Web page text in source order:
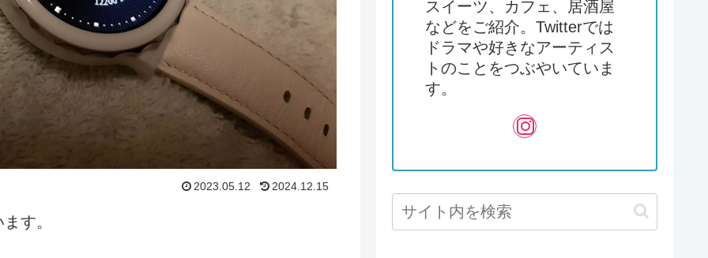
2023.05.12 2024.12.15
す。
スイーツ、カフェ、居酒屋
などをご紹介。Twitterでは
ドラマや好きなアーティス
トのことをつぶやいていま
す。